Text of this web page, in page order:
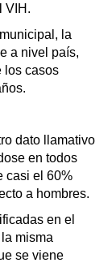
VIH.
la
a nivel país,
los casos
dato llamativo
en todos
casi el 60%
a hombres.
en el
misma
se viene